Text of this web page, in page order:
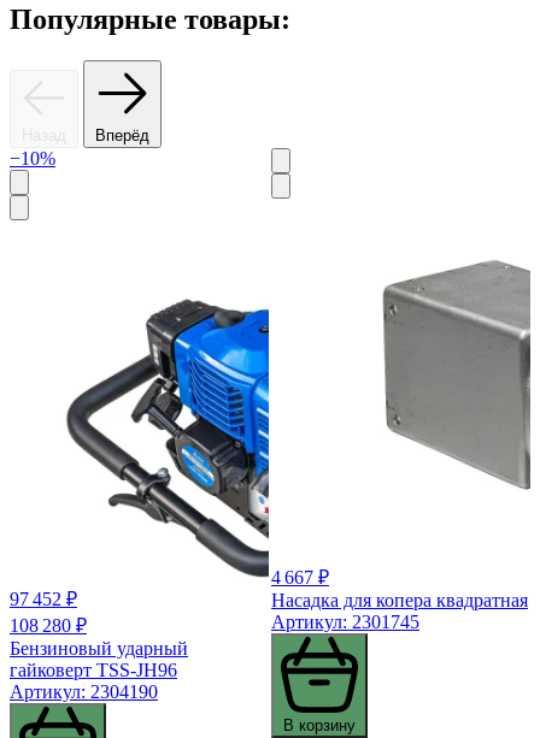
Популярные товары:
Назад Вперёд
−10%
97 452 ₽
108 280 ₽
Бензиновый ударный
гайковерт TSS-JH96
Артикул: 2304190
4 667 ₽
Насадка для копера квадратная
Артикул: 2301745
В корзину